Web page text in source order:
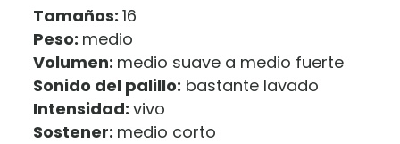
Tamaños: 16
Peso: medio
Volumen: medio suave a medio fuerte
Sonido del palillo: bastante lavado
Intensidad: vivo
Sostener: medio corto